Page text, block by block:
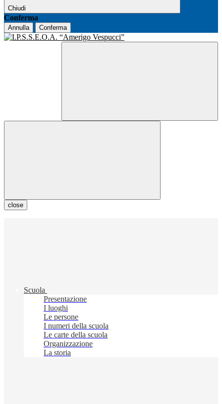
Chiudi
Conferma
Annulla Conferma
close
Scuola
Presentazione
I luoghi
Le persone
I numeri della scuola
Le carte della scuola
Organizzazione
La storia